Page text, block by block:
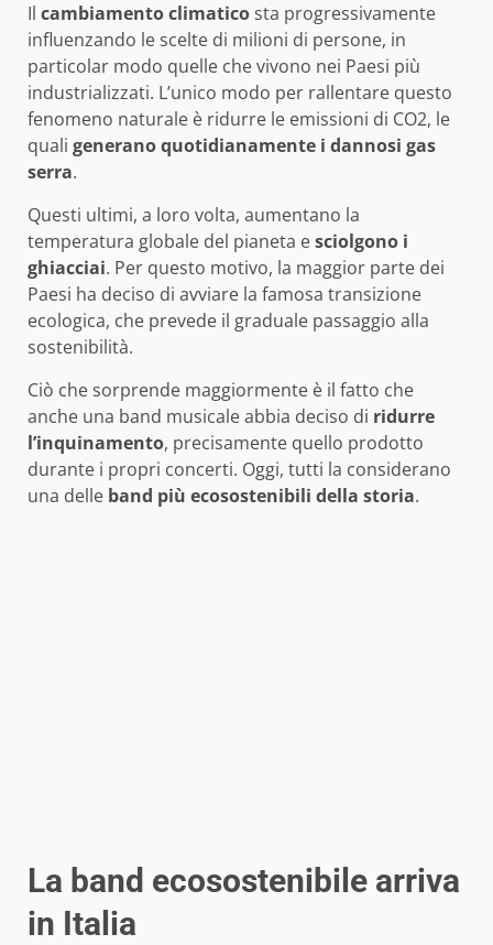
Il cambiamento climaticosta progressivamente
influenzando le scelte di milioni di persone, in
particolar modo quelle che vivono nei Paesi più
industrializzati. L’unico modo per rallentare questo
fenomeno naturale è ridurre le emissioni di CO2, le
quali generano quotidianamente i dannosi gas
serra.
Questi ultimi, a loro volta, aumentano la
temperatura globale del pianeta esciolgono i
ghiacciai. Per questo motivo, la maggior parte dei
Paesi ha deciso di avviare la famosa transizione
ecologica, che prevede il graduale passaggio alla
sostenibilità.
Ciò che sorprende maggiormente è il fatto che
anche una band musicale abbia deciso di ridurre
l’inquinamento, precisamente quello prodotto
durante i propri concerti. Oggi, tutti la considerano
una delle band più ecosostenibili della storia.
La band ecosostenibile arriva
in Italia